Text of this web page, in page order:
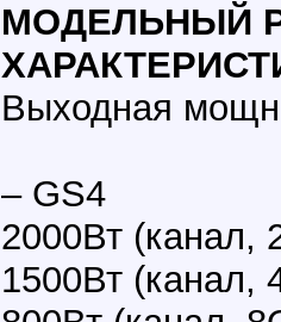
МОДЕЛЬНЫЙ
Выходная
– GS4
2000Вт (канал,
1500Вт (канал,